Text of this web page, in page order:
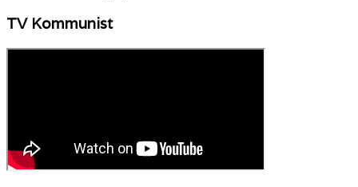
TV Kommunist